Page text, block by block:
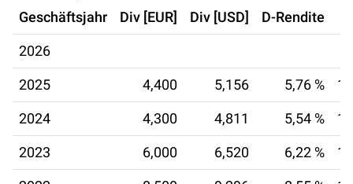
Geschäftsjahr
Div [EUR] Div [USD] D-Rendite
2026
2025 4,400 5,156 5,76 %
2024 4,300 4,811 5,54 %
2023 6,000 6,520 6,22 %